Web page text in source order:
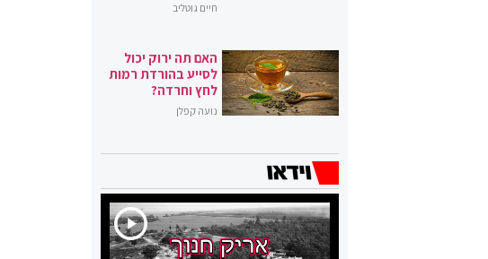
חיים גוטליב
האם תה ירוק יכול
לסייע בהורדת רמות
לחץ וחרדה?
נועה קפלן